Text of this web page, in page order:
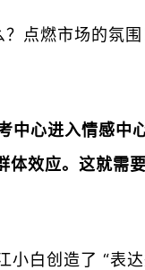
点燃市场的氛
心进入情感中
效应。这就需
白创造了 “表